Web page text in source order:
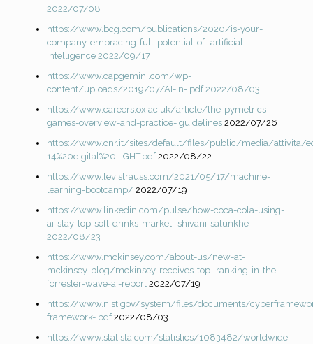
2022/07/08
https://www.bcg.com/publications/2020/is-your-
company-embracing-full-potential-of- artificial-
intelligence 2022/09/17
https://www.capgemini.com/wp-
content/uploads/2019/07/AI-in- pdf 2022/08/03
https://www.careers.ox.ac.uk/article/the-pymetrics-
games-overview-and-practice- guidelines 2022/07/26
https://www.cnr.it/sites/default/files/public/media/attivita/
14%20digital%20LIGHT.pdf2022/08/22
https://www.levistrauss.com/2021/05/17/machine-
learning-bootcamp/ 2022/07/19
https://www.linkedin.com/pulse/how-coca-cola-using-
ai-stay-top-soft-drinks-market- shivani-salunkhe
2022/08/23
https://www.mckinsey.com/about-us/new-at-
mckinsey-blog/mckinsey-receives-top- ranking-in-the-
forrester-wave-ai-report 2022/07/19
https://www.nist.gov/system/files/documents/
framework- pdf2022/08/03
https://www.statista.com/statistics/1083482/worldwide-